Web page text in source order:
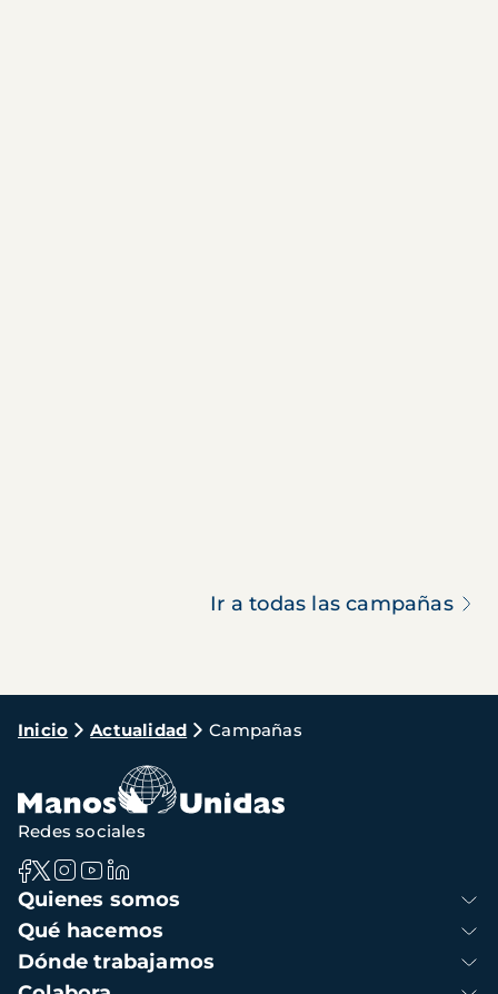
Ir a todas las campañas
Ruta
navegación
Inicio Actualidad Campañas
Navegación
principal
Quienes somos
Qué hacemos
Dónde trabajamos
Redes sociales